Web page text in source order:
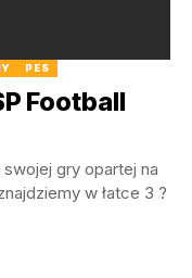
PES
Football
swojej gry opartej na
w łatce 3 ?